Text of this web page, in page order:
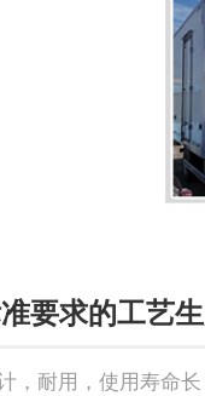
要求的工艺
，耐用，使用寿命长